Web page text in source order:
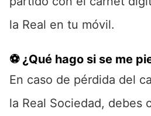
la Real en tu móvil.
⚽ ¿Qué hago si se me
En caso de pérdida del
la Real Sociedad, debes